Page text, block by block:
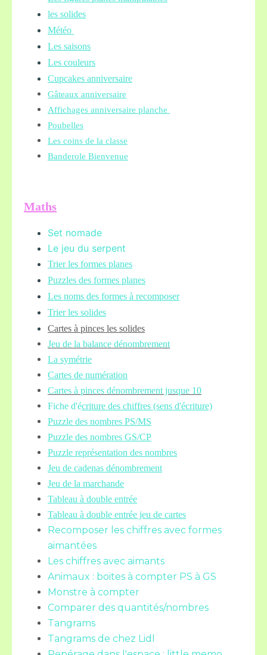
les solides
Météo
Les saisons
Les couleurs
Cupcakes anniversaire
Gâteaux anniversaire
Affichages anniversaire planche
Poubelles
Les coins de la classe
Banderole Bienvenue
Maths
Set nomade
Le jeu du serpent
Trier les formes planes
Puzzles des formes planes
Les noms des formes à recomposer
Trier les solides
Cartes à pinces les solides
Jeu de la balance dénombrement
La symétrie
Cartes de numération
Cartes à pinces dénombrement jusque 10
Fiche d'écriture des chiffres (sens d'écriture)
Puzzle des nombres PS/MS
Puzzle des nombres GS/CP
Puzzle représentation des nombres
Jeu de cadenas dénombrement
Jeu de la marchande
Tableau à double entrée
Tableau à double entrée jeu de cartes
Recomposer les chiffres avec formes
aimantées
Les chiffres avec aimants
Animaux : boites à compter PS à GS
Monstre à compter
Comparer des quantités/nombres
Tangrams
Tangrams de chez Lidl